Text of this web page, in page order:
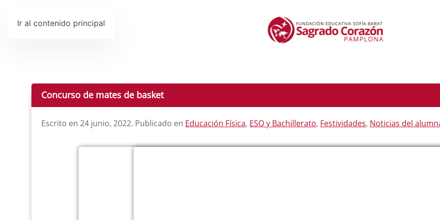
Ir al contenido principal
Concurso de mates de basket
Escrito en 24 junio, 2022. Publicado en Educación Física, ESO y Bachillerato, Festividades, Noticias del